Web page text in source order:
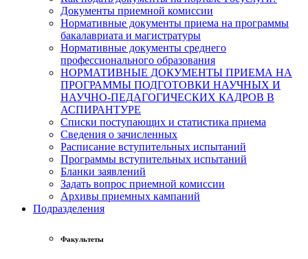
Документы приемной комиссии
Нормативные документы приема на программы
бакалавриата и магистратуры
Нормативные документы среднего
профессионального образования
НОРМАТИВНЫЕ ДОКУМЕНТЫ ПРИЕМА НА
ПРОГРАММЫ ПОДГОТОВКИ НАУЧНЫХ И
НАУЧНО-ПЕДАГОГИЧЕСКИХ КАДРОВ В
АСПИРАНТУРЕ
Списки поступающих и статистика приема
Сведения о зачисленных
Расписание вступительных испытаний
Программы вступительных испытаний
Бланки заявлений
Задать вопрос приемной комиссии
Архивы приемных кампаний
Подразделения
Факультеты